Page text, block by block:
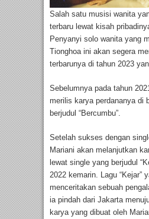
Salah satu musisi wanita
terbaru lewat kisah
Penyanyi solo wanita yang
Tionghoa ini akan segera
terbarunya di tahun 2023
Sebelumnya pada tahun
merilis karya perdananya di
berjudul “Bercumbu”.
Setelah sukses dengan
Mariani akan melanjutkan
lewat single yang berjudul
2022 kemarin. Lagu “Kejar”
menceritakan sebuah
ia pindah dari Jakarta
karya yang dibuat oleh